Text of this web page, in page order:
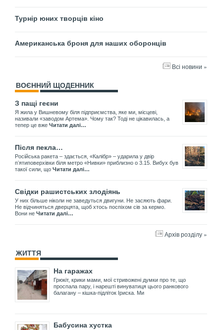
Турнір юних творців кіно
Американська броня для наших оборонців
Всі новини »
ВОЄННИЙ ЩОДЕННИК
З пащі геєни
Я жила у Вишневому біля підприємства, яке ми, місцеві,
називали «заводом Артема». Чому так? Тоді не цікавилась, а
тепер це вже Читати далі…
Після пекла…
Російська ракета – здається, «Калібр» – ударила у двір
пʼятиповерхівки біля метро «Нивки» приблизно о 3.15. Вибух був
такої сили, що Читати далі…
Свідки рашистських злодіянь
У них більше ніколи не заведуться двигуни. Не засяють фари.
Не відчиняться дверцята, щоб хтось поспіхом сів за кермо.
Вони не Читати далі…
Архів розділу »
ЖИТТЯ
На гаражах
Грюкіт, крики мами, мої стривожені думки про те, що
проспала пару, і нарешті винуватиця цього ранкового
балагану – кішка-підліток Іриска. Ми
Бабусина хустка